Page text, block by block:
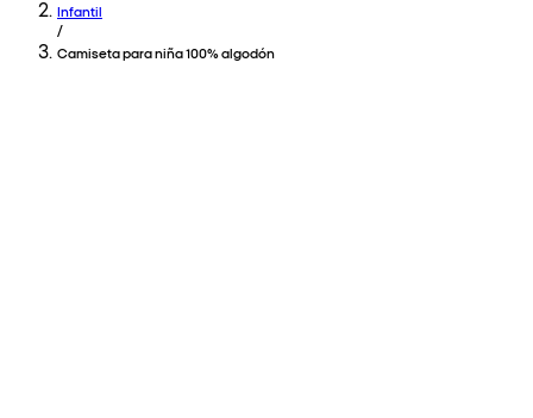
Infantil
/
Camiseta para niña 100% algodón